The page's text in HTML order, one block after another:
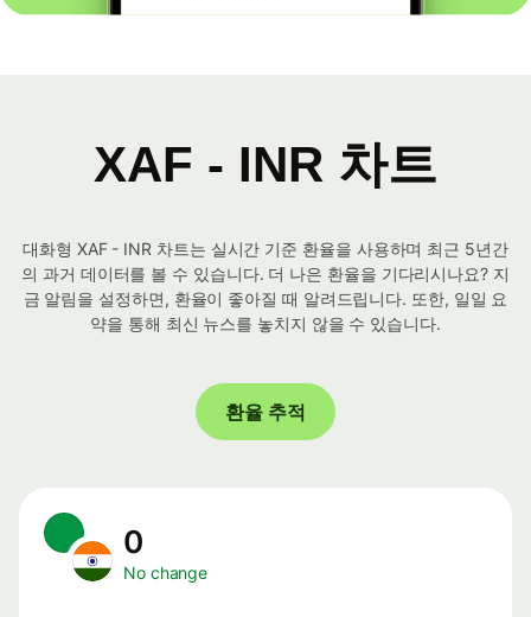
XAF - INR 차트
대화형 XAF - INR 차트는 실시간 기준 환율을 사용하며 최근 5년간
의 과거 데이터를 볼 수 있습니다. 더 나은 환율을 기다리시나요? 지
금 알림을 설정하면, 환율이 좋아질 때 알려드립니다. 또한, 일일 요
약을 통해 최신 뉴스를 놓치지 않을 수 있습니다.
환율 추적
0
No change